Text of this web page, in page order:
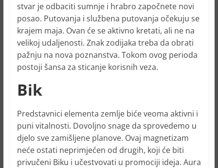
stvar je odbaciti sumnje i hrabro započnete novi
posao. Putovanja i službena putovanja očekuju se
krajem maja. Ovan će se aktivno kretati, ali ne na
velikoj udaljenosti. Znak zodijaka treba da obrati
pažnju na nova poznanstva. Tokom ovog perioda
postoji šansa za sticanje korisnih veza.
Bik
Predstavnici elementa zemlje biće veoma aktivni i
puni vitalnosti. Dovoljno snage da sprovedemo u
djelo sve zamišljene planove. Ovaj magnetizam
neće ostati neprimjećen od drugih, koji će biti
privučeni Biku i učestvovati u promociji ideja. Aura